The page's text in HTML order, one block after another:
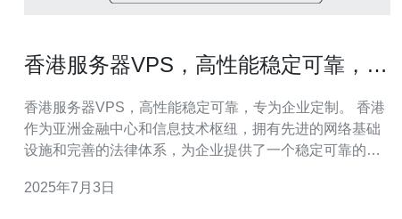
香港服务器VPS，高性能稳定可靠，专
香港服务器VPS，高性能稳定可靠，专为企业定制。 香港
作为亚洲金融中心和信息技术枢纽，拥有先进的网络基础
设施和完善的法律体系，为企业提供了一个稳定可靠的网
够满足企业定制化的需求，为企业提供最优质的云计算服
2025年7月3日